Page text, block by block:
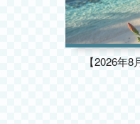
【2026年